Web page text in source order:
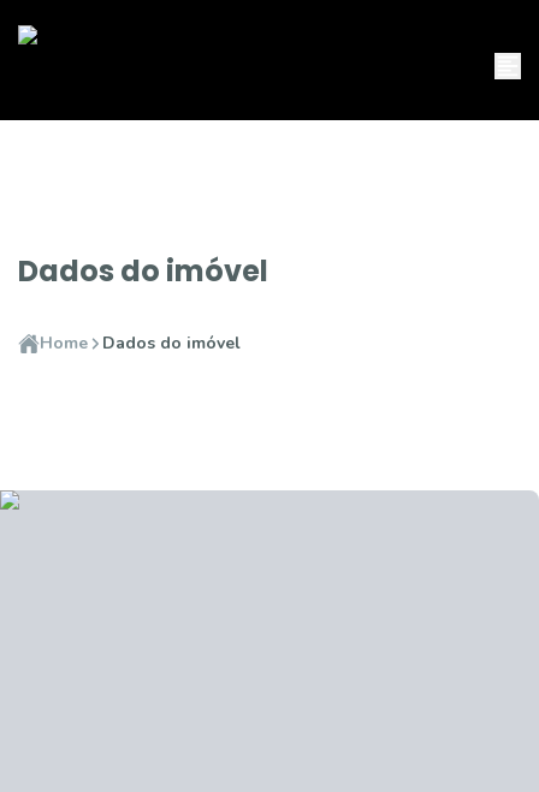
Dados do imóvel
Home Dados do imóvel